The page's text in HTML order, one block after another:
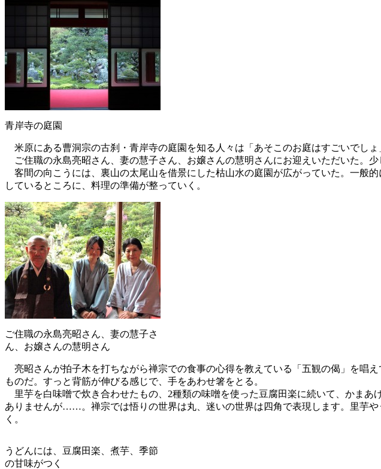
青岸寺の庭園
米原にある曹洞宗の古刹・青岸寺の庭園を知る人々は「あそこのお庭はすごいでし
ご住職の永島亮昭さん、妻の慧子さん、お嬢さんの慧明さんにお迎えいただいた。少
客間の向こうには、裏山の太尾山を借景にした枯山水の庭園が広がっていた。一般
しているところに、料理の準備が整っていく。
ご住職の永島亮昭さん、妻の慧子さ
ん、お嬢さんの慧明さん
亮昭さんが拍子木を打ちながら禅宗での食事の心得を教えている「五観の偈」を唱
ものだ。すっと背筋が伸びる感じで、手をあわせ箸をとる。
里芋を白味噌で炊き合わせたもの、2種類の味噌を使った豆腐田楽に続いて、かま
ありませんが……。禅宗では悟りの世界は丸、迷いの世界は四角で表現します。里芋
く。
うどんには、豆腐田楽、煮芋、季節
の甘味がつく